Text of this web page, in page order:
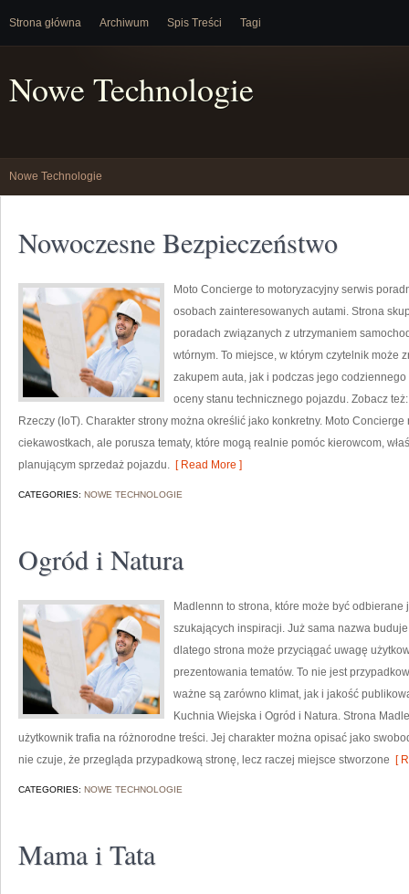
Strona główna Archiwum Spis Treści Tagi
Nowe Technologie
Nowe Technologie
Nowoczesne Bezpieczeństwo
Moto Concierge to motoryzacyjny serwis
osobach zainteresowanych autami. Strona
poradach związanych z utrzymaniem
wtórnym. To miejsce, w którym czytelnik
zakupem auta, jak i podczas jego
oceny stanu technicznego pojazdu. Zobacz
Rzeczy (IoT). Charakter strony można określić jako konkretny. Moto
ciekawostkach, ale porusza tematy, które mogą realnie pomóc kierowcom,
planującym sprzedaż pojazdu. [ Read More ]
CATEGORIES: NOWE TECHNOLOGIE
Ogród i Natura
Madlennn to strona, które może być
szukających inspiracji. Już sama nazwa
dlatego strona może przyciągać uwagę
prezentowania tematów. To nie jest
ważne są zarówno klimat, jak i jakość
Kuchnia Wiejska i Ogród i Natura. Strona
użytkownik trafia na różnorodne treści. Jej charakter można opisać jako
nie czuje, że przegląda przypadkową stronę, lecz raczej miejsce stworzone [
CATEGORIES: NOWE TECHNOLOGIE
Mama i Tata